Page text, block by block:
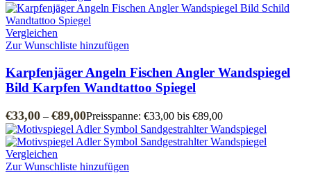
Vergleichen
Zur Wunschliste hinzufügen
Karpfenjäger Angeln Fischen Angler Wandspiegel
Bild Karpfen Wandtattoo Spiegel
€33,00 – €89,00Preisspanne: €33,00 bis €89,00
Vergleichen
Zur Wunschliste hinzufügen